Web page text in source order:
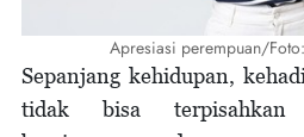
Apresiasi perempuan/
Sepanjang kehidupan,
tidak bisa